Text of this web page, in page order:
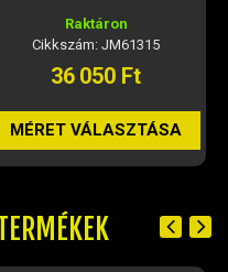
Raktáron
Cikkszám: JM61315
36 050 Ft
MÉRET VÁLASZTÁSA